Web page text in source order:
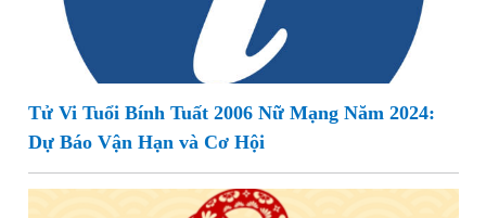
Tử Vi Tuổi Bính Tuất 2006 Nữ Mạng Năm 2024:
Dự Báo Vận Hạn và Cơ Hội